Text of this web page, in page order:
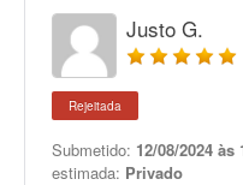
Justo G.
Rejeitada
Submetido: 12/08/2024 às
estimada: Privado